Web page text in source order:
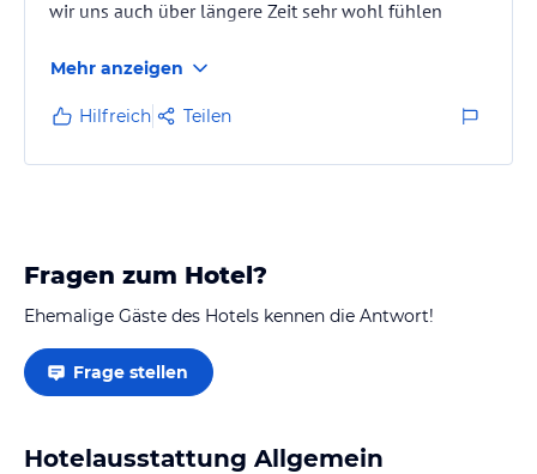
wir uns auch über längere Zeit sehr wohl fühlen
Mehr anzeigen
Hilfreich Teilen
Fragen zum Hotel?
Ehemalige Gäste des Hotels kennen die Antwort!
Frage stellen
Hotelausstattung Allgemein